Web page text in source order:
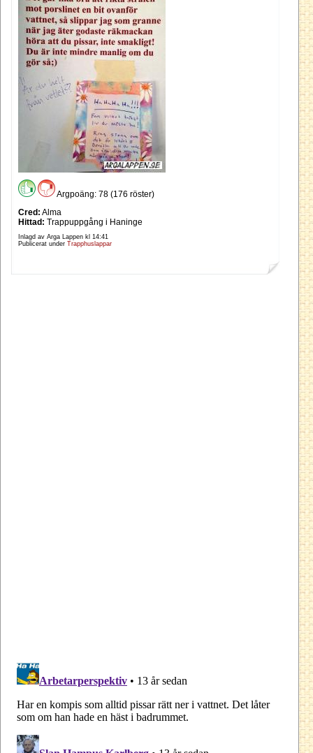
Argpoäng: 78 (176 röster)
Cred: Alma
Hittad: Trappuppgång i Haninge
Inlagd av Arga Lappen kl 14:41
Publicerat under Trapphuslappar